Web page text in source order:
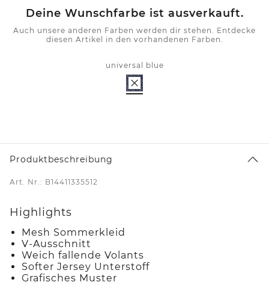
Deine Wunschfarbe ist ausverkauft.
Auch unsere anderen Farben werden dir stehen. Entdecke
diesen Artikel in den vorhandenen Farben.
universal blue
Produktbeschreibung
Art. Nr.: B14411335512
Highlights
Mesh Sommerkleid
V-Ausschnitt
Weich fallende Volants
Softer Jersey Unterstoff
Grafisches Muster